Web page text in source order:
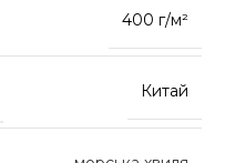
400 г/м²
Китай